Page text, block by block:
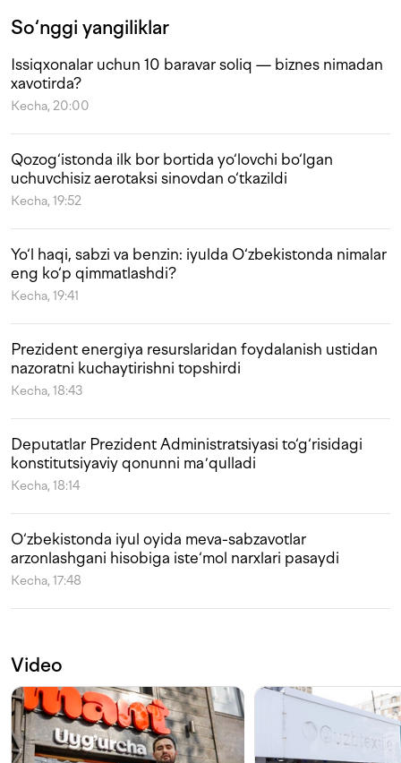
So‘nggi yangiliklar
Issiqxonalar uchun 10 baravar soliq — biznes nimadan
xavotirda?
Kecha, 20:00
Qozog‘istonda ilk bor bortida yo‘lovchi bo‘lgan
uchuvchisiz aerotaksi sinovdan o‘tkazildi
Kecha, 19:52
Yo‘l haqi, sabzi va benzin: iyulda O‘zbekistonda nimalar
eng ko‘p qimmatlashdi?
Kecha, 19:41
Prezident energiya resurslaridan foydalanish ustidan
nazoratni kuchaytirishni topshirdi
Kecha, 18:43
Deputatlar Prezident Administratsiyasi to‘g‘risidagi
konstitutsiyaviy qonunni maʼqulladi
Kecha, 18:14
O‘zbekistonda iyul oyida meva-sabzavotlar
arzonlashgani hisobiga iste‘mol narxlari pasaydi
Kecha, 17:48
Video